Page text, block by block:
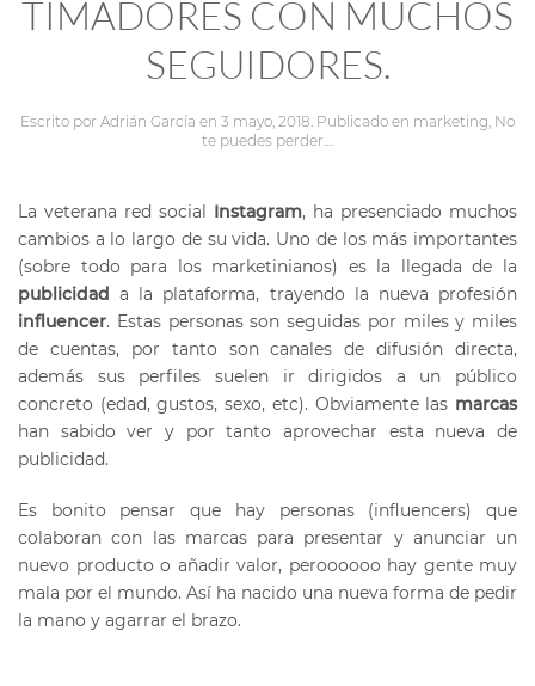
TIMADORES CON MUCHOS
SEGUIDORES.
Escrito por Adrián García en 3 mayo, 2018. Publicado en marketing, No
te puedes perder....
La veterana red social Instagram, ha presenciado muchos
cambios a lo largo de su vida. Uno de los más importantes
(sobre todo para los marketinianos) es la llegada de la
publicidad
a la plataforma, trayendo la nueva profesión
influencer. Estas personas son seguidas por miles y miles
de cuentas, por tanto son canales de difusión directa,
además sus perfiles suelen ir dirigidos a un público
concreto (edad, gustos, sexo, etc). Obviamente las marcas
han sabido ver y por tanto aprovechar esta nueva de
publicidad.
Es bonito pensar que hay personas (influencers) que
colaboran con las marcas para presentar y anunciar un
nuevo producto o añadir valor, peroooooo hay gente muy
mala por el mundo. Así ha nacido una nueva forma de pedir
la mano y agarrar el brazo.